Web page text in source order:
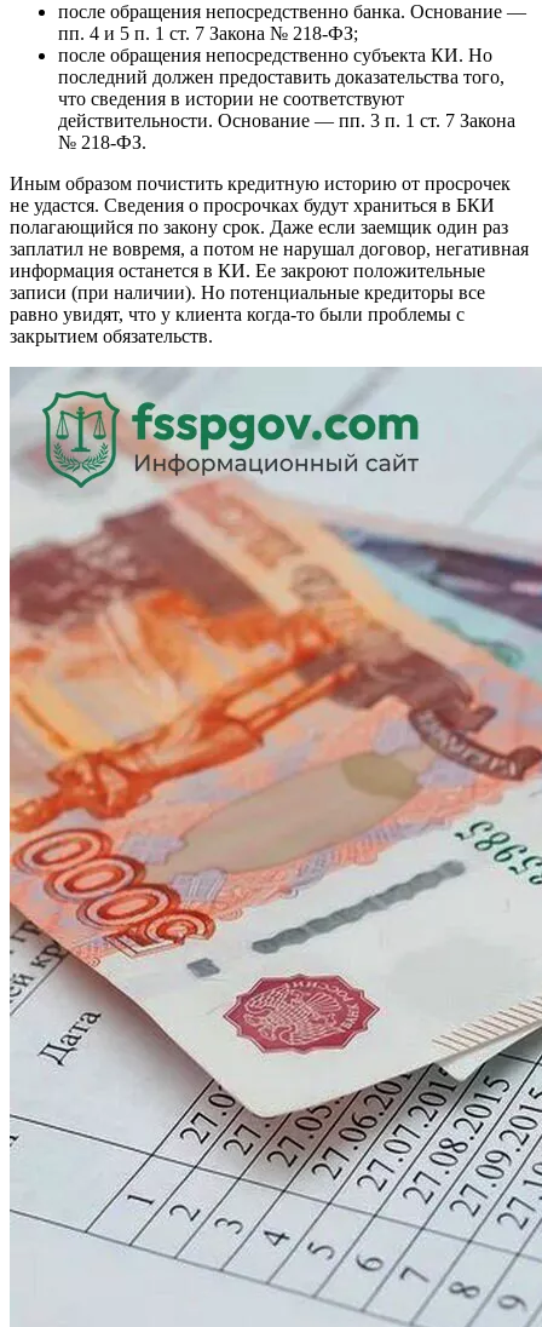
после обращения непосредственно банка. Основание —
пп. 4 и 5 п. 1 ст. 7 Закона № 218-ФЗ;
после обращения непосредственно субъекта КИ. Но
последний должен предоставить доказательства того,
что сведения в истории не соответствуют
действительности. Основание — пп. 3 п. 1 ст. 7 Закона
№ 218-ФЗ.
Иным образом почистить кредитную историю от просрочек
не удастся. Сведения о просрочках будут храниться в БКИ
полагающийся по закону срок. Даже если заемщик один раз
заплатил не вовремя, а потом не нарушал договор, негативная
информация останется в КИ. Ее закроют положительные
записи (при наличии). Но потенциальные кредиторы все
равно увидят, что у клиента когда-то были проблемы с
закрытием обязательств.